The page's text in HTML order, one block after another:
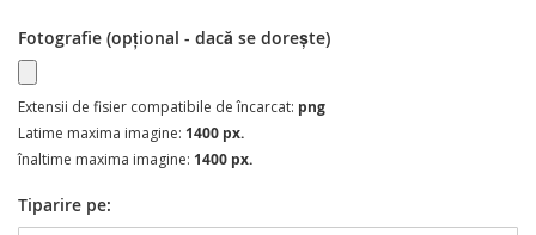
Fotografie (opțional - dacă se dorește)
Extensii de fisier compatibile de încarcat: png
Latime maxima imagine: 1400 px.
înaltime maxima imagine: 1400 px.
Tiparire pe: